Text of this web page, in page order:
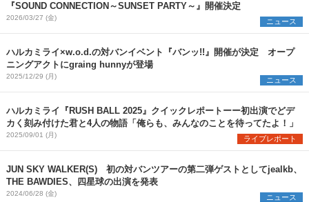
『SOUND CONNECTION～SUNSET PARTY～』開催決定
2026/03/27 (金) ニュース
ハルカミライ×w.o.d.の対バンイベント『バンッ!!』開催が決定 オープ
ニングアクトにgraing hunnyが登場
2025/12/29 (月) ニュース
ハルカミライ『RUSH BALL 2025』クイックレポートーー初出演でどデ
カく刻み付けた君と4人の物語「俺らも、みんなのことを待ってたよ！」
2025/09/01 (月) ライブレポート
JUN SKY WALKER(S) 初の対バンツアーの第二弾ゲストとしてjealkb、
THE BAWDIES、四星球の出演を発表
2024/06/28 (金) ニュース